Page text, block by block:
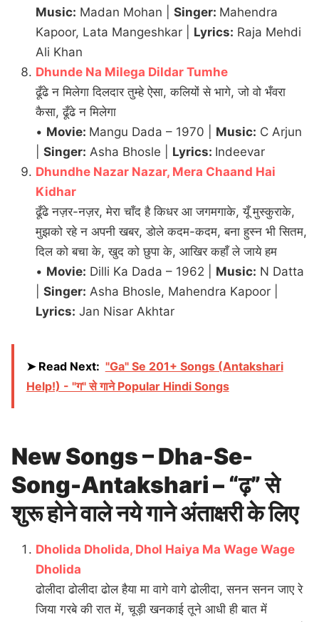
Music: Madan Mohan | Singer: Mahendra
Kapoor, Lata Mangeshkar | Lyrics: Raja Mehdi
Ali Khan
Dhunde Na Milega Dildar Tumhe
ढूँढे न मिलेगा दिलदार तुम्हे ऐसा, कलियों से भागे, जो वो भँवरा
कैसा, ढूँढे न मिलेगा
• Movie: Mangu Dada – 1970 | Music: C Arjun
Singer: Asha Bhosle | Lyrics: Indeevar
Dhundhe Nazar Nazar, Mera Chaand Hai
Kidhar
ढूँढे नज़र-नज़र, मेरा चाँद है किधर आ जगमगाके, यूँ मुस्कुराके,
मुझको रहे न अपनी खबर, डोले कदम-कदम, बना हुस्न भी सितम,
दिल को बचा के, खुद को छुपा के, आखिर कहाँ ले जाये हम
• Movie: Dilli Ka Dada – 1962 | Music: N Datta
Singer: Asha Bhosle, Mahendra Kapoor |
Lyrics: Jan Nisar Akhtar
➤ Read Next: "Ga" Se 201+ Songs (Antakshari
Help!) - "ग" से गाने Popular Hindi Songs
New Songs – Dha-Se-
Song-Antakshari – “ढ़” से
शुरू होने वाले नये गाने अंताक्षरी के लिए
Dholida Dholida, Dhol Haiya Ma Wage Wage
Dholida
ढोलीदा ढोलीदा ढोल हैया मा वागे वागे ढोलीदा, सनन सनन जाए रे
जिया गरबे की रात में, चूड़ी खनकाई तूने आधी ही बात में